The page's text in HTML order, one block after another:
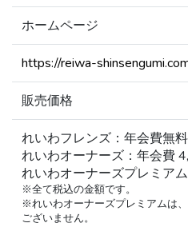
ホームページ
https://reiwa-
販売価格
れいわフレンズ：年会費無料
れいわオーナーズ：年会費
れいわオーナーズプレミア
※全て税込の金額です。
※れいわオーナーズプレミアムは
ございません。